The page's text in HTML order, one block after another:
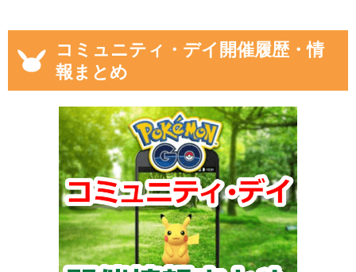
コミュニティ・デイ開催履歴・情
報まとめ